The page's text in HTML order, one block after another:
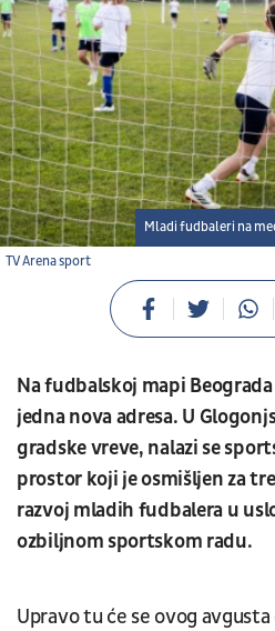
TV Arena sport
Mladi fudbaleri na
Na fudbalskoj mapi
jedna nova adresa. U
gradske vreve, nalazi se
prostor koji je osmišljen za
razvoj mladih fudbalera u
ozbiljnom sportskom radu.
Upravo tu će se ovog